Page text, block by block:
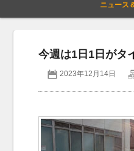
会社概要
アクセス
ニュース
今週は1日1日がタ
2023年12月14日